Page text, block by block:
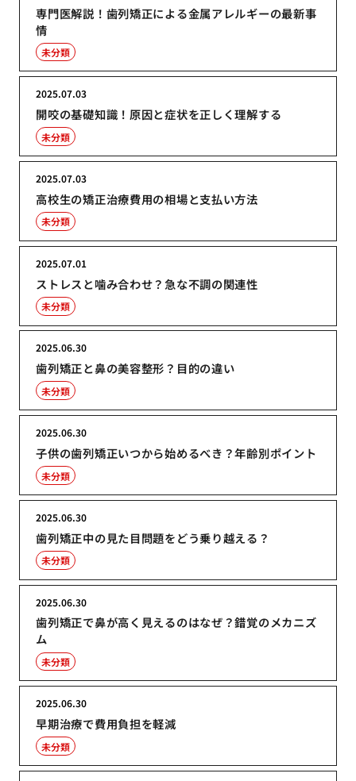
専門医解説！歯列矯正による金属アレルギーの最新事
情
未分類
開咬の基礎知識！原因と症状を正しく理解する
2025.07.03
未分類
高校生の矯正治療費用の相場と支払い方法
2025.07.03
未分類
ストレスと噛み合わせ？急な不調の関連性
2025.07.01
未分類
歯列矯正と鼻の美容整形？目的の違い
2025.06.30
未分類
子供の歯列矯正いつから始めるべき？年齢別ポイント
2025.06.30
未分類
歯列矯正中の見た目問題をどう乗り越える？
2025.06.30
未分類
歯列矯正で鼻が高く見えるのはなぜ？錯覚のメカニズ
ム
2025.06.30
未分類
早期治療で費用負担を軽減
2025.06.30
未分類